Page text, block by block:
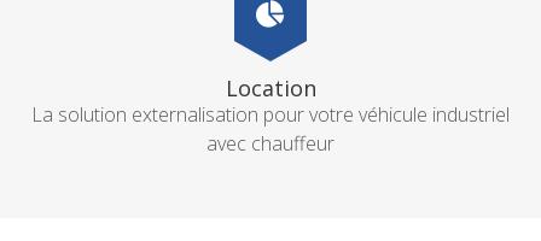
Location
La solution externalisation pour votre véhicule industriel
avec chauffeur